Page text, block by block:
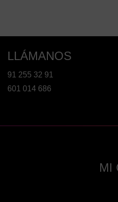
LLÁMANOS
91 255 32 91
601 014 686
MI